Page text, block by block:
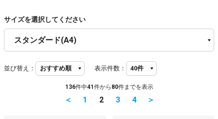
サイズを選択してください
並び替え： 表示件数：
136件中41 件から 80件までを表示
＜ 1 2 3 4 ＞